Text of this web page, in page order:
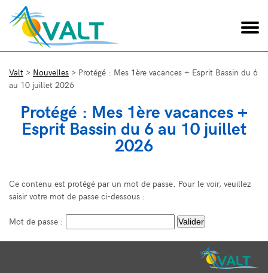
Valt > Nouvelles > Protégé : Mes 1ère vacances + Esprit Bassin du 6
au 10 juillet 2026
Protégé : Mes 1ère vacances +
Esprit Bassin du 6 au 10 juillet
2026
Ce contenu est protégé par un mot de passe. Pour le voir, veuillez
saisir votre mot de passe ci-dessous :
Mot de passe :